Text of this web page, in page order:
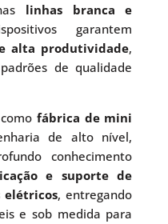
linhas branca e
garantem
alta produtividade,
de qualidade
fábrica de mini
de alto nível,
conhecimento
e suporte de
elétricos, entregando
e sob medida para